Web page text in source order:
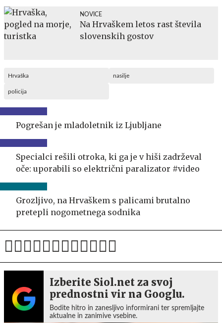
NOVICE
Na Hrvaškem letos rast števila
slovenskih gostov
Hrvaška nasilje
policija
Pogrešan je mladoletnik iz Ljubljane
Specialci rešili otroka, ki ga je v hiši zadrževal
oče: uporabili so električni paralizator #video
Grozljivo, na Hrvaškem s palicami brutalno
pretepli nogometnega sodnika
Izberite Siol.net za svoj
prednostni vir na Googlu.
Bodite hitro in zanesljivo informirani ter spremljajte
aktualne in zanimive vsebine.